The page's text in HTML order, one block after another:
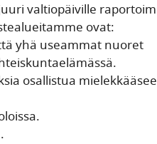
valtiopäiville
ovat:
yhä useammat nuoret
osallistua